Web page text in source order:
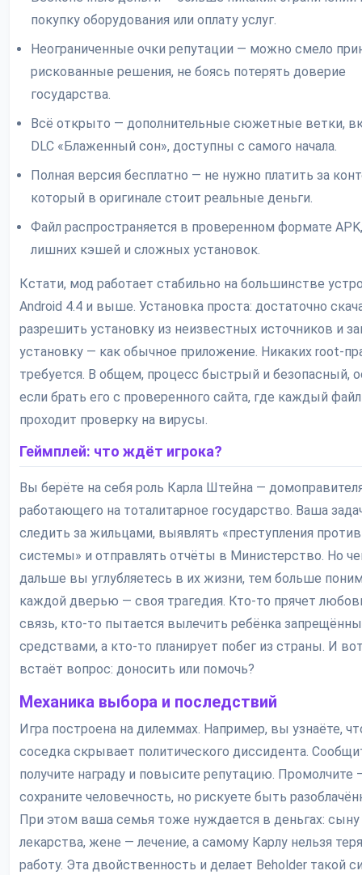
покупку оборудования или оплату услуг.
Неограниченные очки репутации — можно смело
рискованные решения, не боясь потерять доверие
государства.
Всё открыто — дополнительные сюжетные ветки,
DLC «Блаженный сон», доступны с самого начала.
Полная версия бесплатно — не нужно платить за
который в оригинале стоит реальные деньги.
Файл распространяется в проверенном формате
лишних кэшей и сложных установок.
Кстати, мод работает стабильно на большинстве
Android 4.4 и выше. Установка проста: достаточно
разрешить установку из неизвестных источников и
установку — как обычное приложение. Никаких root-
требуется. В общем, процесс быстрый и безопасный,
если брать его с проверенного сайта, где каждый файл
проходит проверку на вирусы.
Геймплей: что ждёт игрока?
Вы берёте на себя роль Карла Штейна —
работающего на тоталитарное государство. Ваша
следить за жильцами, выявлять «преступления против
системы» и отправлять отчёты в Министерство. Но
дальше вы углубляетесь в их жизни, тем больше
каждой дверью — своя трагедия. Кто-то прячет
связь, кто-то пытается вылечить ребёнка
средствами, а кто-то планирует побег из страны. И
встаёт вопрос: доносить или помочь?
Механика выбора и последствий
Игра построена на дилеммах. Например, вы узнаёте,
соседка скрывает политического диссидента.
получите награду и повысите репутацию. Промолчите
сохраните человечность, но рискуете быть
При этом ваша семья тоже нуждается в деньгах:
лекарства, жене — лечение, а самому Карлу нельзя
работу. Эта двойственность и делает Beholder такой